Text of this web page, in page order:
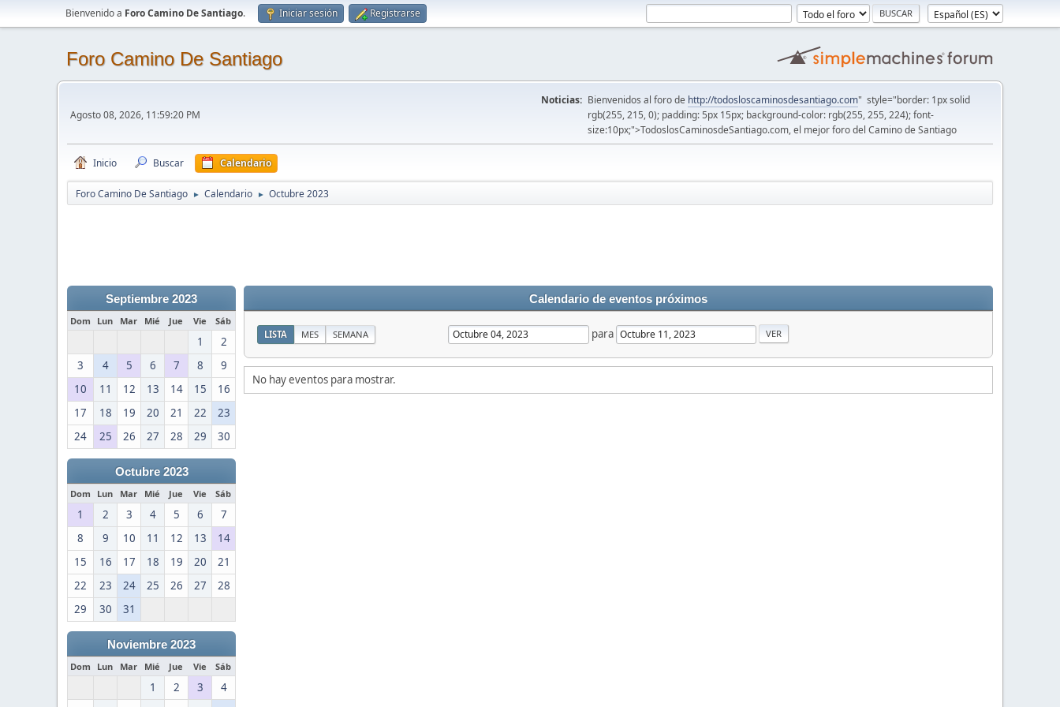
Bienvenido a Foro Camino De Santiago. Iniciar sesión Registrarse
Foro Camino De Santiago
Agosto 08, 2026, 11:59:20 PM
Noticias: Bienvenidos al foro de http://todosloscaminosdesantiago.com" style="border: 1px solid
rgb(255, 215, 0); padding: 5px 15px; background-color: rgb(255, 255, 224); font-
size:10px;">TodoslosCaminosdeSantiago.com, el mejor foro del Camino de Santiago
Inicio Buscar Calendario
Foro Camino De Santiago ► Calendario ► Octubre 2023
Septiembre 2023
Dom Lun Mar Mié Jue Vie Sáb
1
2
3
4 5 6 7 8
9
10
11 12 13 14 15
16
17
18 19 20 21 22
23
24
25 26 27 28 29 30
Octubre 2023
Dom Lun Mar Mié Jue Vie Sáb
1 2 3 4 5 6
7
8
9 10 11 12 13
14
15
16 17 18 19 20
21
22
23 24 25 26 27
28
29
30 31
Noviembre 2023
Dom Lun Mar Mié Jue Vie Sáb
1 2 3
4
Calendario de eventos próximos
LISTA MES SEMANA para
No hay eventos para mostrar.